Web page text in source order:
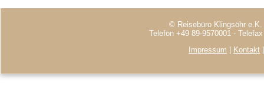
© Reisebüro Klingsöhr
Telefon +49 89-9570001 -
Impressum
Kontakt